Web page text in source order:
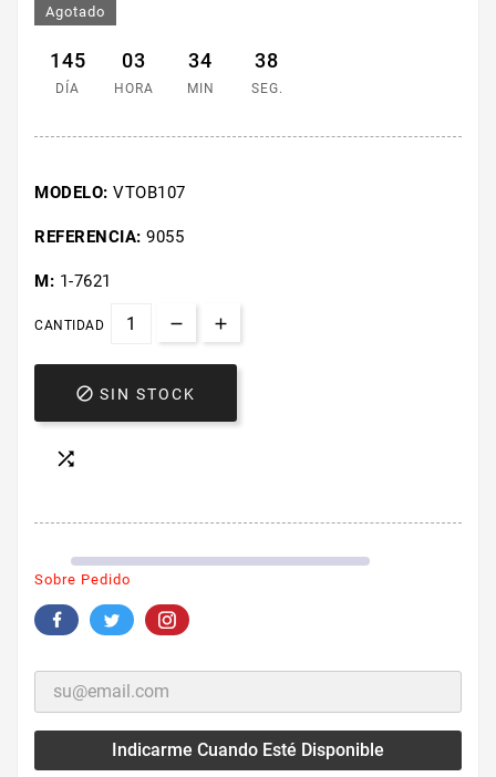
Agotado
145
DÍA
03
HORA
34
MIN
38
SEG.
MODELO: VTOB107
REFERENCIA: 9055
M: 1-7621
CANTIDAD
 SIN STOCK

Sobre Pedido
Indicarme Cuando Esté Disponible